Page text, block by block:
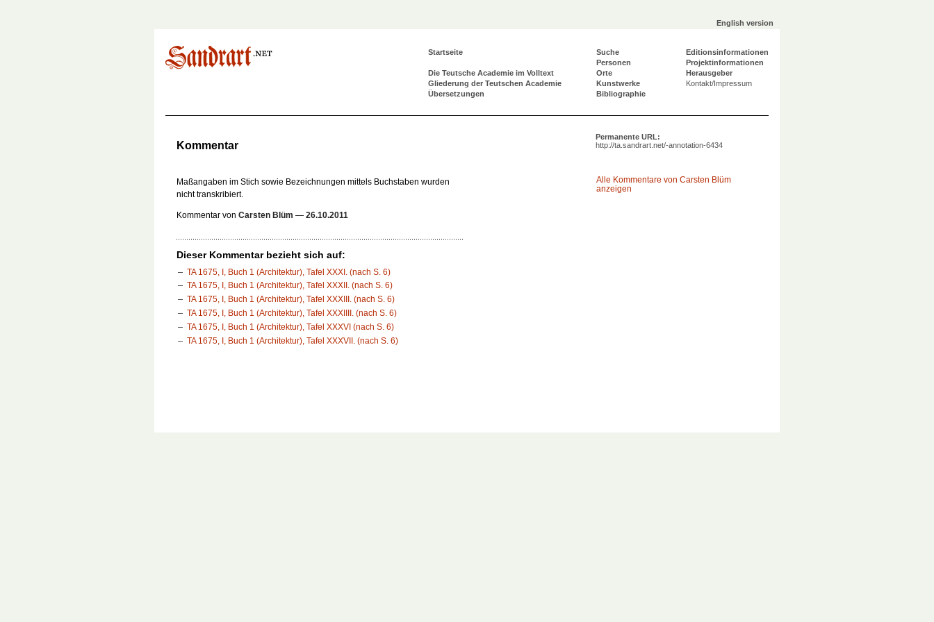
English version
Startseite
Die Teutsche Academie im Volltext
Gliederung der Teutschen Academie
Übersetzungen
Suche
Personen
Orte
Kunstwerke
Bibliographie
Editionsinformationen
Projektinformationen
Herausgeber
Kontakt/Impressum
Permanente URL:
http://ta.sandrart.net/-annotation-6434
Kommentar
Alle Kommentare von Carsten Blüm
anzeigen
Maßangaben im Stich sowie Bezeichnungen mittels Buchstaben wurden
nicht transkribiert.
Kommentar von Carsten Blüm — 26.10.2011
Dieser Kommentar bezieht sich auf:
TA 1675, I, Buch 1 (Architektur), Tafel XXXI. (nach S. 6)
TA 1675, I, Buch 1 (Architektur), Tafel XXXII. (nach S. 6)
TA 1675, I, Buch 1 (Architektur), Tafel XXXIII. (nach S. 6)
TA 1675, I, Buch 1 (Architektur), Tafel XXXIIII. (nach S. 6)
TA 1675, I, Buch 1 (Architektur), Tafel XXXVI (nach S. 6)
TA 1675, I, Buch 1 (Architektur), Tafel XXXVII. (nach S. 6)